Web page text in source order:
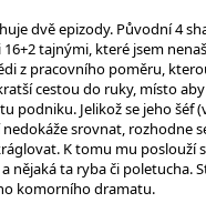
dvě epizody. Původní 4
tajnými, které jsem
z pracovního poměru,
cestou do ruky, místo aby
podniku. Jelikož se jeho šéf
srovnat, rozhodne
K tomu mu poslouží
nějaká ta ryba či poletucha.
komorního dramatu.